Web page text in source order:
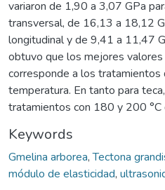
variaron de 1,90 a 3,07 GPa
transversal, de 16,13 a 18,12
longitudinal y de 9,41 a 11,47
obtuvo que los mejores
corresponde a los
temperatura. En tanto para
tratamientos con 180 y 200 °C
Keywords
Gmelina arborea,Tectona
módulo de elasticidad,